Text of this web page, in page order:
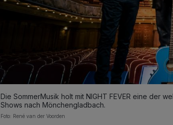
Die SommerMusik holt mit NIGHT FEVER eine der
Shows nach Mönchengladbach.
Foto: René van der Voorden